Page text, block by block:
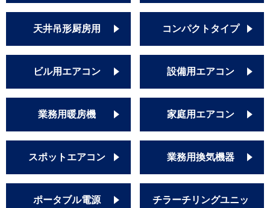
天井吊形厨房用 コンパクトタイプ
ビル用エアコン 設備用エアコン
業務用暖房機 家庭用エアコン
スポットエアコン 業務用換気機器
ポータブル電源
チラーチリングユニッ